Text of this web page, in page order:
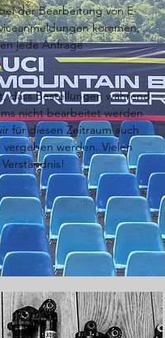
der Bearbeitung von E-
kommen,
jede Anfrage
dass Bestellungen während
nicht bearbeitet werden
für diesen Zeitraum auch
vergeben werden. Vielen